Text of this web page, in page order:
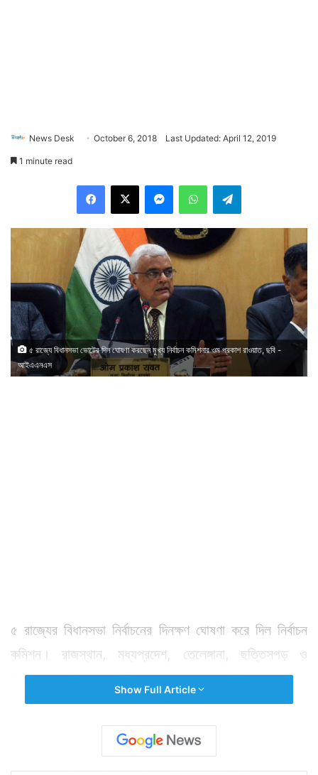
News Desk October 6, 2018 Last Updated: April 12, 2019
1 minute read
৫ রাজ্যে বিধানসভা ভোটের দিন ঘোষণা করছেন মুখ্য নির্বাচন কমিশনার ওম প্রকাশ রাওয়াত, ছবি -
আইএএনএস
৫ রাজ্যের বিধানসভা নির্বাচনের দিনক্ষণ ঘোষণা করে দিল নির্বাচন
কমিশন। রাজস্থান, মধ্যপ্রদেশ, তেলেঙ্গানা, ছত্তিসগড় ও
মিজোরামে ভোট হবে। ছত্তিসগড় বাদে সব রাজ্যেই ১ দফায় শেষ
হবে নির্বাচন। কেবল ছত্তিসগড়ে ভোট হবে ২ দফায়। প্রথম দফায়
ভোটগ্রহণ ১২ নভেম্বর। দ্বিতীয় দফায় ভোটগ্রহণ ২০ নভেম্বর।
২৮ নভেম্বর ভোট হবে মধ্যপ্রদেশ ও মিজোরামে। ৭ ডিসেম্বর
Show Full Article